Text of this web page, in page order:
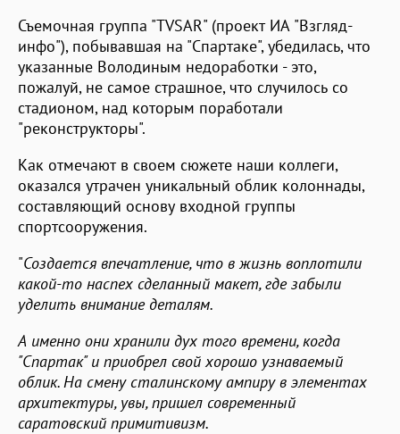
Съемочная группа "TVSAR" (проект ИА "Взгляд-
инфо"), побывавшая на "Спартаке", убедилась, что
указанные Володиным недоработки - это,
пожалуй, не самое страшное, что случилось со
стадионом, над которым поработали
"реконструкторы".
Как отмечают в своем сюжете наши коллеги,
оказался утрачен уникальный облик колоннады,
составляющий основу входной группы
спортсооружения.
"Создается впечатление, что в жизнь воплотили
какой-то наспех сделанный макет, где забыли
уделить внимание деталям.
А именно они хранили дух того времени, когда
"Спартак" и приобрел свой хорошо узнаваемый
облик. На смену сталинскому ампиру в элементах
архитектуры, увы, пришел современный
саратовский примитивизм.